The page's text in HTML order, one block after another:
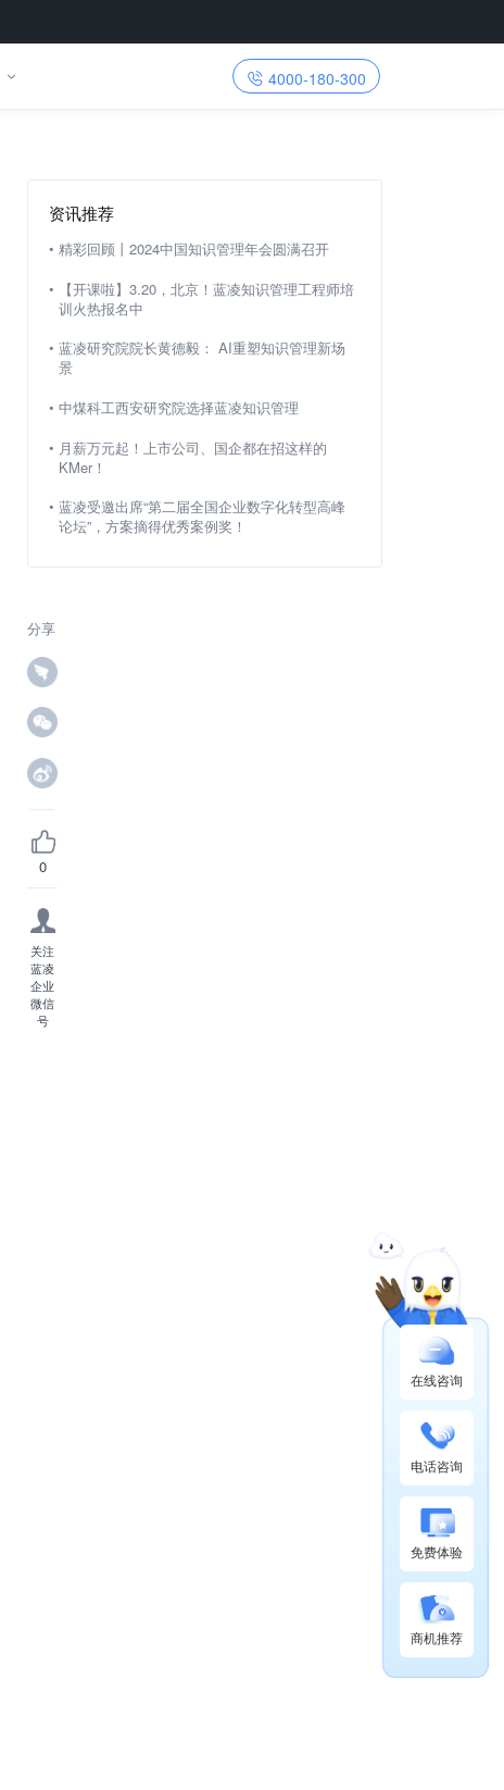
4000-180-300
资讯推荐
• 精彩回顾丨2024中国知识管理年会圆满召开
•
【开课啦】3.20，北京！蓝凌知识管理工程师培
训火热报名中
• 蓝凌研究院院长黄德毅： AI重塑知识管理新场
景
• 中煤科工西安研究院选择蓝凌知识管理
• 月薪万元起！上市公司、国企都在招这样的
KMer！​
• 蓝凌受邀出席“第二届全国企业数字化转型高峰
论坛”，方案摘得优秀案例奖！
分享
0
关注
蓝凌
企业
微信
号
在线咨询
电话咨询
免费体验
商机推荐